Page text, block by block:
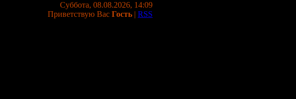
Суббота, 08.08.2026, 14:09
Приветствую Вас Гость | RSS